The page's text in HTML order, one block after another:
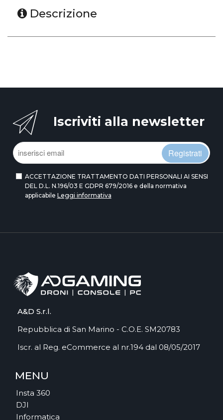
Descrizione
Iscriviti alla newsletter
Registrati
ACCETTAZIONE TRATTAMENTO DATI PERSONALI AI SENSI
DEL D.L. N.196/03 E GDPR 679/2016 e della normativa
applicabile Leggi informativa
A&D S.r.l.
Repubblica di San Marino - C.O.E. SM20783
Iscr. al Reg. eCommerce al nr.194 dal 08/05/2017
MENU
Insta 360
DJI
Informatica